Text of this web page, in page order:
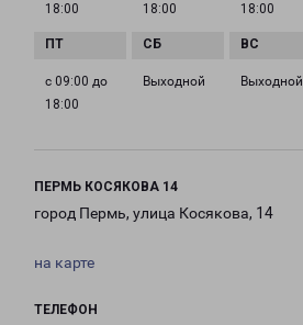
18:00
18:00
18:00
с 09:00 до
18:00
Выходной Выходной
ПЕРМЬ КОСЯКОВА 14
город Пермь, улица Косякова, 14
на карте
ТЕЛЕФОН